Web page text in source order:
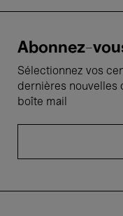
Abonnez-
Sélectionnez vos
dernières nouvelles
boîte mail